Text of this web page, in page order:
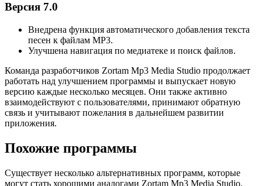
Версия 7.0
Внедрена функция автоматического добавления текста
песен к файлам MP3.
Улучшена навигация по медиатеке и поиск файлов.
Команда разработчиков Zortam Mp3 Media Studio продолжает
работать над улучшением программы и выпускает новую
версию каждые несколько месяцев. Они также активно
взаимодействуют с пользователями, принимают обратную
связь и учитывают пожелания в дальнейшем развитии
приложения.
Похожие программы
Существует несколько альтернативных программ, которые
могут стать хорошими аналогами Zortam Mp3 Media Studio.